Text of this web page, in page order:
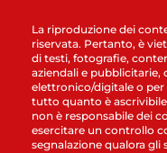
La riproduzione dei
riservata. Pertanto, è
di testi, fotografie,
aziendali e pubblicitarie,
elettronico/digitale o per
tutto quanto è
non è responsabile dei
esercitare un controllo
segnalazione qualora gli